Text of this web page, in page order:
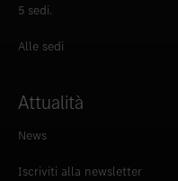
5 sedi.
Alle sedi
Attualità
News
Iscriviti alla newsletter